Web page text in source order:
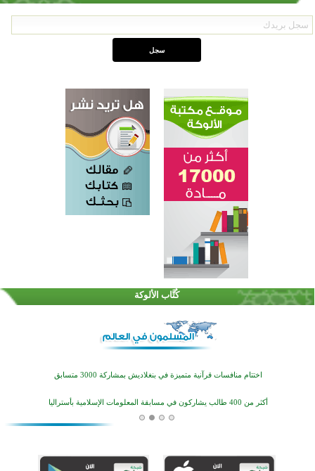
كُتَّاب الألوكة
القرآن والتربية في صدارة البرامج الصيفية للمسلمين في بينزا وساراتوف وموردوفيا هذا العام
اختتام الدورة التاسعة لمسابقة حفظ وتلاوة القرآن الكريم في أزناكاييف
أكثر من 100 شخص يتعرفون على الإسلام خلال يوم المسجد المفتوح في ميلفيل
اختتام منافسات قرآنية متميزة في بنغلاديش بمشاركة 3000 متسابق
منطقة ريبوفسي تحتفل بميلاد مسجد جديد في أجواء إيمانية مميزة